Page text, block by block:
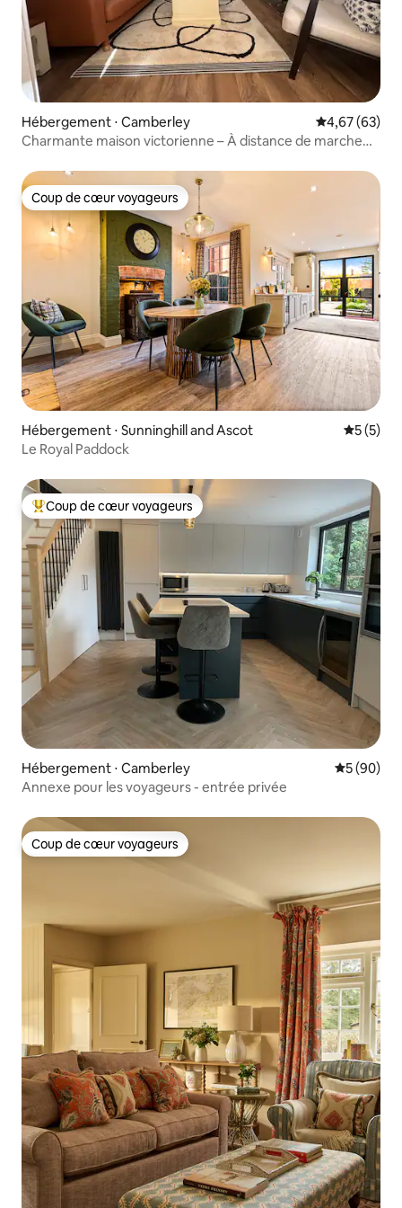
Hébergement ⋅ Camberley Évaluation
4,67 (63)
Charmante maison victorienne – À distance de marche
Coup de cœur voyageurs
Coup de cœur voyageurs
Hébergement ⋅ Sunninghill and Ascot
5 (5)
Le Royal Paddock
Coups de cœur voyageurs les plus appréciés
Coup de cœur voyageurs
Hébergement ⋅ Camberley
5 (90)
Annexe pour les voyageurs - entrée privée
Coup de cœur voyageurs
Coup de cœur voyageurs